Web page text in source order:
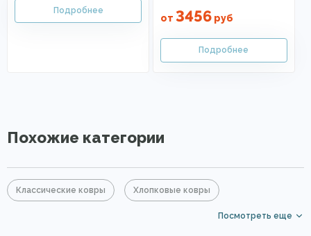
от 3456руб
Похожие категории
Классические ковры Хлопковые ковры
Посмотреть еще